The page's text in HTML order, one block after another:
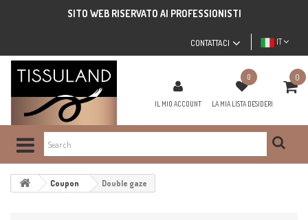
SITO WEB RISERVATO AI PROFESSIONISTI
IT
CONTATTACI
IL MIO ACCOUNT
0
LA MIA LISTA DESIDERI
0
Coupon Double gaze